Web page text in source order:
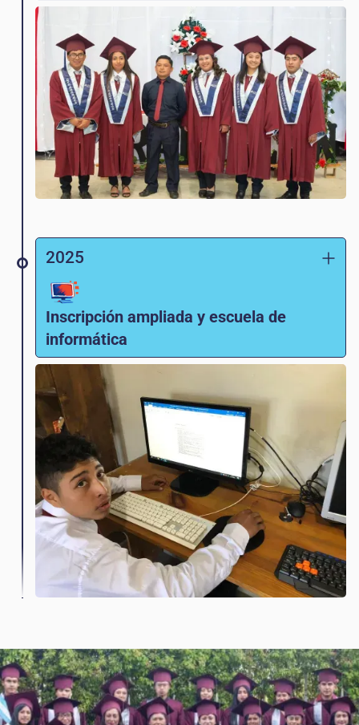
Los programas educativos y vocacionales
para adultos en cocina, repostería e inglés
se complementan con una programación
holística de logopedia, nutrición, servicio
comunitario y discipulado. La familia Kunkel
regresa a los Estados Unidos para dedicarse
al ministerio con New Life Network. La
primera promoción de estudiantes se
gradúa debachillerato,¡nuestro programa de
preparación para la universidad!
2025
Inscripción ampliada y escuela de
informática
Love Guatemala establece una meta de
inscripción de 400 a 450 estudiantes y abre
un programa de educación informática en la
escuela de oficios.